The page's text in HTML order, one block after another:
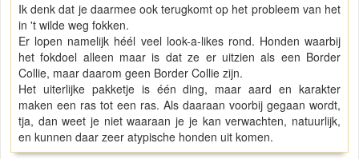
Ik denk dat je daarmee ook terugkomt op het probleem van het
in 't wilde weg fokken.
Er lopen namelijk héél veel look-a-likes rond. Honden waarbij
het fokdoel alleen maar is dat ze er uitzien als een Border
Collie, maar daarom geen Border Collie zijn.
Het uiterlijke pakketje is één ding, maar aard en karakter
maken een ras tot een ras. Als daaraan voorbij gegaan wordt,
tja, dan weet je niet waaraan je je kan verwachten, natuurlijk,
en kunnen daar zeer atypische honden uit komen.